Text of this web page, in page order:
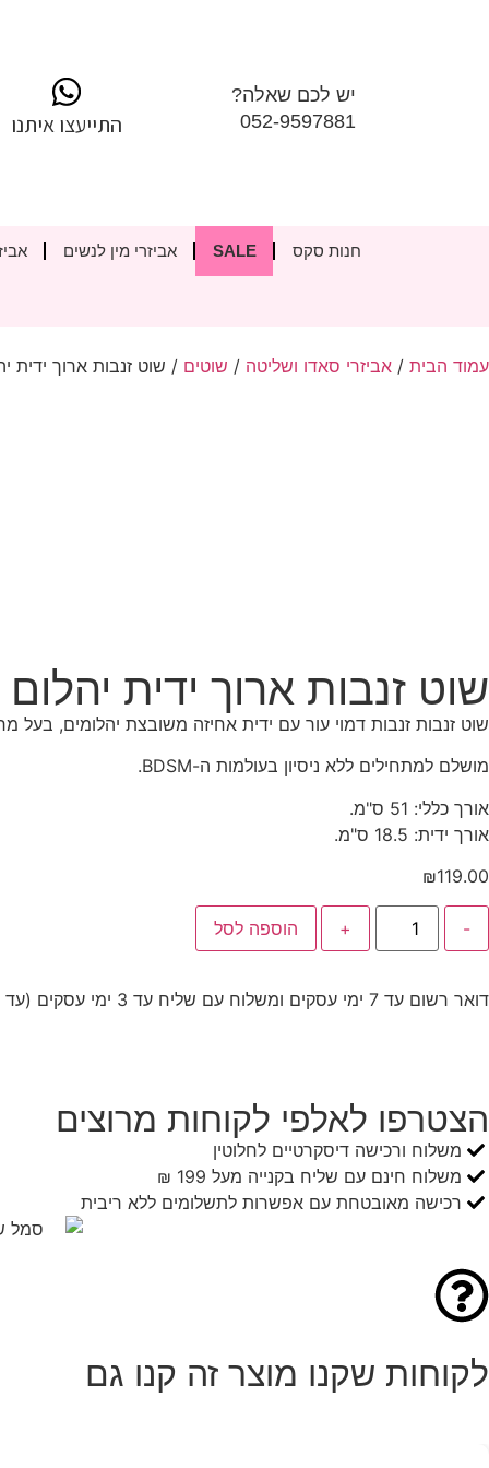
יש לכם שאלה?
052-9597881
התייעצו איתנו
חנות סקס SALE אביזרי מין לנשים
עמוד הבית / אביזרי סאדו ושליטה / שוטים / שוט זנבות ארוך ידית
שוט זנבות ארוך ידית יהלום
שוט זנבות זנבות דמוי עור עם ידית אחיזה משובצת יהלומים,
מושלם למתחילים ללא ניסיון בעולמות ה-BDSM.
אורך כללי: 51 ס"מ.
אורך ידית: 18.5 ס"מ.
₪119.00
-
+ הוספה לסל
דואר רשום עד 7 ימי עסקים ומשלוח עם שליח עד 3 ימי עסקים (עד 5 ימי עסקים לישובים מרוחקים)
הצטרפו לאלפי לקוחות מרוצים
משלוח ורכישה דיסקרטיים לחלוטין
משלוח חינם עם שליח בקנייה מעל 199 ₪
רכישה מאובטחת עם אפשרות לתשלומים ללא ריבית
לקוחות שקנו מוצר זה קנו גם